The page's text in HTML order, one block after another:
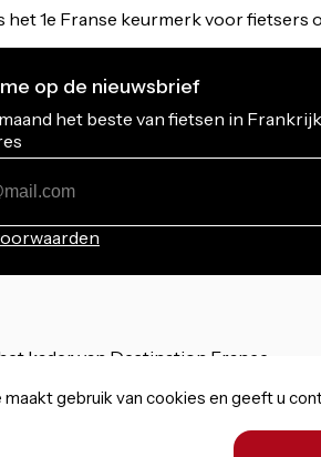
het 1e Franse keurmerk voor fietsers
me op de nieuwsbrief
het beste van fietsen in
kader van Destination France
gebruik van cookies en geeft u